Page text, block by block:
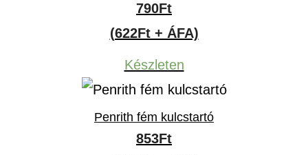
790Ft
(622Ft + ÁFA)
Készleten
Penrith fém kulcstartó
853Ft